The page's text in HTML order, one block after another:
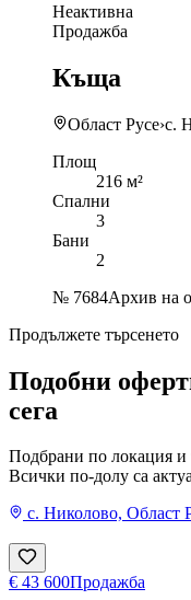
Неактивна
Продажба
Къща
Област Русе›с.
Площ
216 м²
Спални
3
Бани
2
№ 7684Архив на
Продължете търсенето
Подобни
сега
Подбрани по локация и
Всички по-долу са
с. Николово, Област
€ 43 600Продажба